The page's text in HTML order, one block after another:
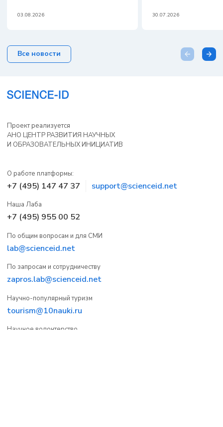
03.08.2026 30.07.2026
Все новости
Проект реализуется
АНО ЦЕНТР РАЗВИТИЯ НАУЧНЫХ
И ОБРАЗОВАТЕЛЬНЫХ ИНИЦИАТИВ
О работе платформы:
+7 (495) 147 47 37 support@scienceid.net
Наша Лаба
+7 (495) 955 00 52
По общим вопросам и для СМИ
lab@scienceid.net
По запросам и сотрудничеству
zapros.lab@scienceid.net
Научно-популярный туризм
tourism@10nauki.ru
Научное волонтерство